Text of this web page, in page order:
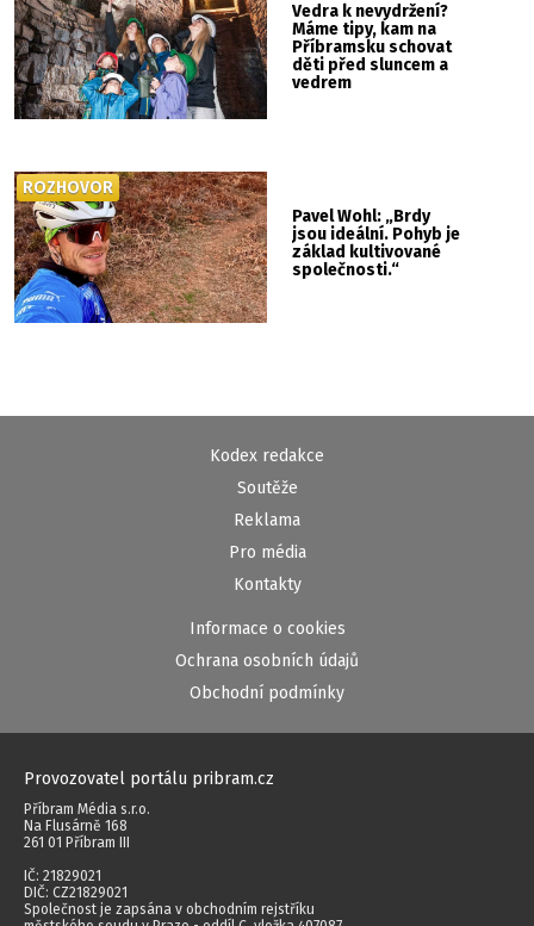
Vedra k nevydržení?
Máme tipy, kam na
Příbramsku schovat
děti před sluncem a
vedrem
Pavel Wohl: „Brdy
jsou ideální. Pohyb je
základ kultivované
společnosti.“
ROZHOVOR
Kodex redakce
Soutěže
Reklama
Pro média
Kontakty
Informace o cookies
Ochrana osobních údajů
Obchodní podmínky
Provozovatel portálu pribram.cz
Příbram Média s.r.o.
Na Flusárně 168
261 01 Příbram III
IČ: 21829021
DIČ: CZ21829021
Společnost je zapsána v obchodním rejstříku